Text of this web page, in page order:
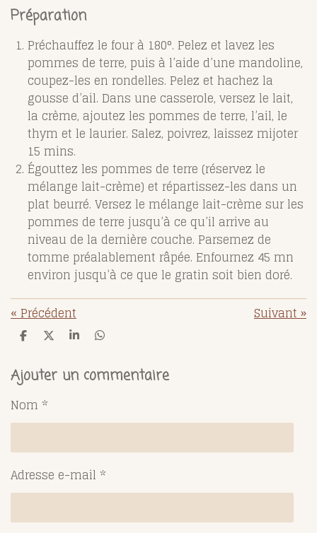
Préparation
Préchauffez le four à 180°. Pelez et lavez les
pommes de terre, puis à l’aide d’une mandoline,
coupez-les en rondelles. Pelez et hachez la
gousse d’ail. Dans une casserole, versez le lait,
la crème, ajoutez les pommes de terre, l’ail, le
thym et le laurier. Salez, poivrez, laissez mijoter
15 mins.
Égouttez les pommes de terre (réservez le
mélange lait-crème) et répartissez-les dans un
plat beurré. Versez le mélange lait-crème sur les
pommes de terre jusqu’à ce qu’il arrive au
niveau de la dernière couche. Parsemez de
tomme préalablement râpée. Enfournez 45 mn
environ jusqu’à ce que le gratin soit bien doré.
«Précédent Suivant»
P
t
a
e
r
P
t
a
r
P
t
a
r
P
t
a
r
Ajouter un commentaire
Nom *
Adresse e-mail *